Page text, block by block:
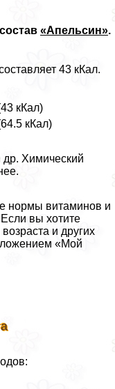
«Апельсин».
43 кКал.
кКал)
кКал)
Химический
нормы витаминов и
вы хотите
и других
«Мой